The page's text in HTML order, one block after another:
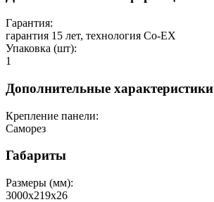
Гарантия:
гарантия 15 лет, технология Co-EX
Упаковка (шт):
1
Дополнительные характеристики
Крепление панели:
Саморез
Габариты
Размеры (мм):
3000х219х26